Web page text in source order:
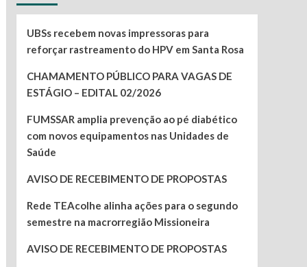
UBSs recebem novas impressoras para
reforçar rastreamento do HPV em Santa Rosa
CHAMAMENTO PÚBLICO PARA VAGAS DE
ESTÁGIO – EDITAL 02/2026
FUMSSAR amplia prevenção ao pé diabético
com novos equipamentos nas Unidades de
Saúde
AVISO DE RECEBIMENTO DE PROPOSTAS
Rede TEAcolhe alinha ações para o segundo
semestre na macrorregião Missioneira
AVISO DE RECEBIMENTO DE PROPOSTAS